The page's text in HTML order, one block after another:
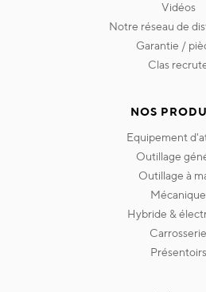
vidéos
notre réseau de
garantie /
clas
NOS
equipement
outillage
outillage à
mécanique
hybride &
carrosserie
présentoirs